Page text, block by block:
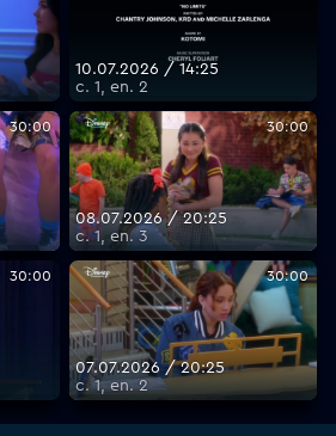
10.07.2026 / 14:25
с. 1, еп. 2
30:00 30:00
08.07.2026 / 20:25
с. 1, еп. 3
30:00 30:00
07.07.2026 / 20:25
с. 1, еп. 2